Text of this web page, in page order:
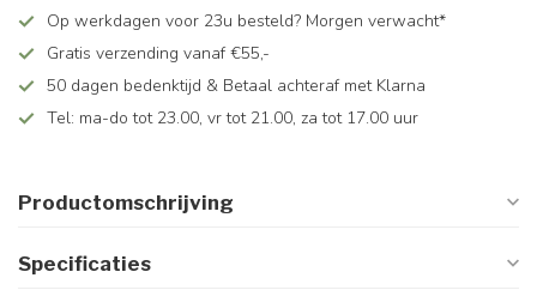
Op werkdagen voor 23u besteld? Morgen verwacht*
Gratis verzending vanaf €55,-
50 dagen bedenktijd & Betaal achteraf met Klarna
Tel: ma-do tot 23.00, vr tot 21.00, za tot 17.00 uur
Productomschrijving
Specificaties